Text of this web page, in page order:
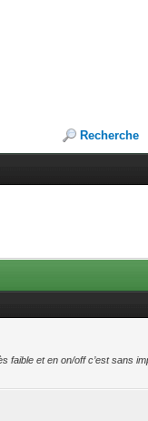
Recherche
et en on/off c’est sans